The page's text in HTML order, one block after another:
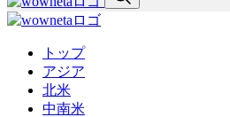
トップ
アジア
北米
中南米